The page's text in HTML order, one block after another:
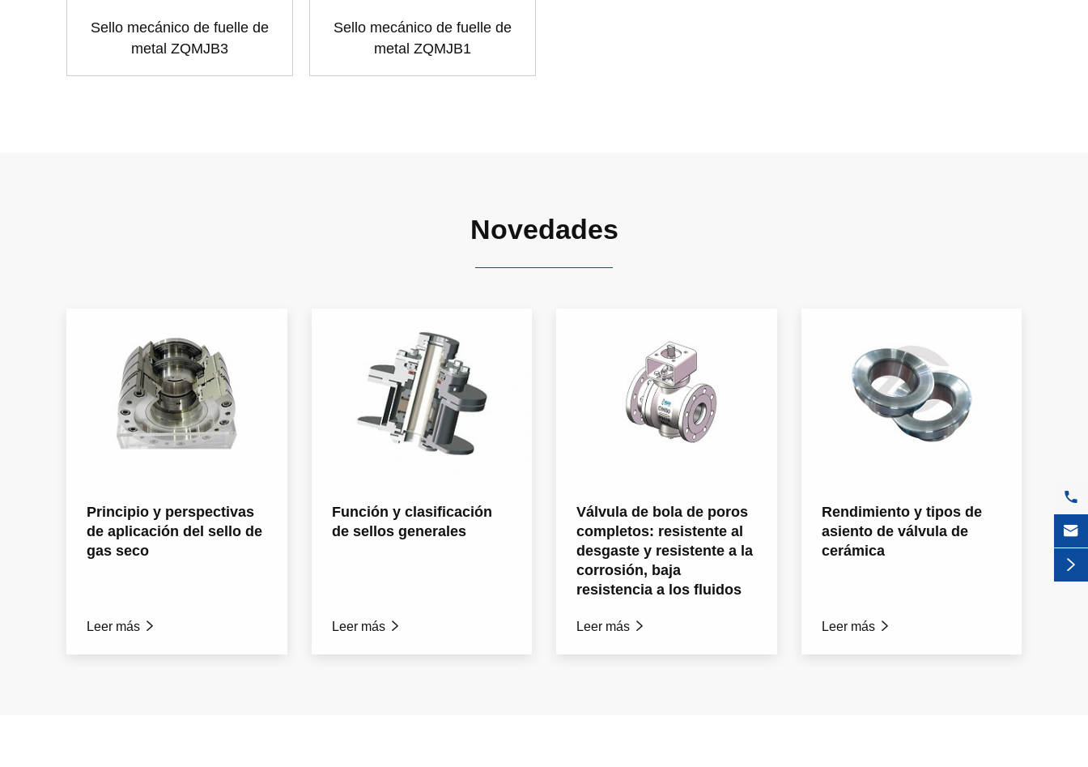
Sello mecánico de fuelle de
metal ZQMJB3
Sello mecánico de fuelle de
metal ZQMJB1
Novedades
Principio y perspectivas
de aplicación del sello de
gas seco
Leer más 
Función y clasificación
de sellos generales
Leer más 
Válvula de bola de poros
completos: resistente al
desgaste y resistente a la
corrosión, baja
resistencia a los fluidos
Leer más 
Rendimiento y tipos de
asiento de válvula de
cerámica
Leer más 


